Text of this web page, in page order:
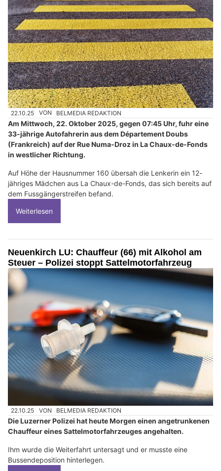
22.10.25 VON BELMEDIA REDAKTION
Am Mittwoch, 22. Oktober 2025, gegen 07:45 Uhr, fuhr eine
33-jährige Autofahrerin aus dem Département Doubs
(Frankreich) auf der Rue Numa-Droz in La Chaux-de-Fonds
in westlicher Richtung.
Auf Höhe der Hausnummer 160 übersah die Lenkerin ein 12-
jähriges Mädchen aus La Chaux-de-Fonds, das sich bereits auf
dem Fussgängerstreifen befand.
Weiterlesen
Neuenkirch LU: Chauffeur (66) mit Alkohol am
Steuer – Polizei stoppt Sattelmotorfahrzeug
22.10.25 VON BELMEDIA REDAKTION
Die Luzerner Polizei hat heute Morgen einen angetrunkenen
Chauffeur eines Sattelmotorfahrzeuges angehalten.
Ihm wurde die Weiterfahrt untersagt und er musste eine
Bussendeposition hinterlegen.